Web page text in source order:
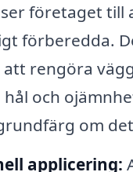
företaget till
förberedda.
rengöra
och
om
applicering: